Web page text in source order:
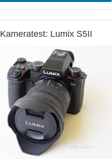
Kameratest: Lumix S5II